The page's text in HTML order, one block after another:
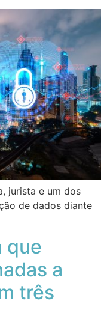
jurista e um dos
de dados diante
que
a
três